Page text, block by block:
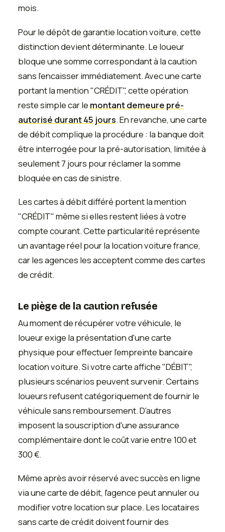
mois.
Pour le dépôt de garantie location voiture, cette
distinction devient déterminante. Le loueur
bloque une somme correspondant à la caution
sans l'encaisser immédiatement. Avec une carte
portant la mention "CRÉDIT", cette opération
reste simple car le montant demeure pré-
autorisé durant 45 jours. En revanche, une carte
de débit complique la procédure : la banque doit
être interrogée pour la pré-autorisation, limitée à
seulement 7 jours pour réclamer la somme
bloquée en cas de sinistre.
Les cartes à débit différé portent la mention
"CRÉDIT" même si elles restent liées à votre
compte courant. Cette particularité représente
un avantage réel pour la location voiture france,
car les agences les acceptent comme des cartes
de crédit.
Le piège de la caution refusée
Au moment de récupérer votre véhicule, le
loueur exige la présentation d'une carte
physique pour effectuer l'empreinte bancaire
location voiture. Si votre carte affiche "DÉBIT",
plusieurs scénarios peuvent survenir. Certains
loueurs refusent catégoriquement de fournir le
véhicule sans remboursement. D'autres
imposent la souscription d'une assurance
complémentaire dont le coût varie entre 100 et
300 €.
Même après avoir réservé avec succès en ligne
via une carte de débit, l'agence peut annuler ou
modifier votre location sur place. Les locataires
sans carte de crédit doivent fournir des